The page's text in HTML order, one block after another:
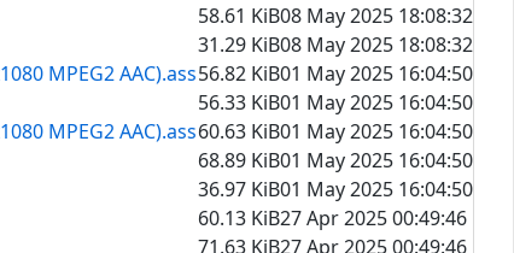
58.61 KiB08 May 2025 18:08:32
31.29 KiB08 May 2025 18:08:32
MPEG2 AAC).ass56.82 KiB01 May 2025 16:04:50
56.33 KiB01 May 2025 16:04:50
MPEG2 AAC).ass60.63 KiB01 May 2025 16:04:50
68.89 KiB01 May 2025 16:04:50
36.97 KiB01 May 2025 16:04:50
60.13 KiB27 Apr 2025 00:49:46
71.63 KiB27 Apr 2025 00:49:46